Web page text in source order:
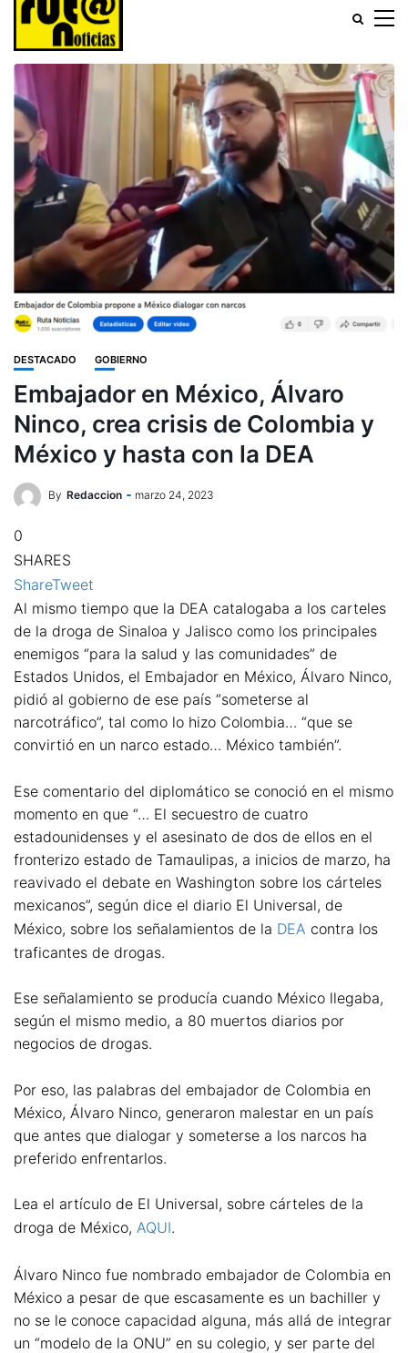
DESTACADO GOBIERNO
Embajador en México, Álvaro
Ninco, crea crisis de Colombia y
México y hasta con la DEA
By Redaccion marzo 24, 2023
0
SHARES
ShareTweet
Al mismo tiempo que la DEA catalogaba a los carteles
de la droga de Sinaloa y Jalisco como los principales
enemigos “para la salud y las comunidades” de
Estados Unidos, el Embajador en México, Álvaro Ninco,
pidió al gobierno de ese país “someterse al
narcotráfico”, tal como lo hizo Colombia… “que se
convirtió en un narco estado… México también”.
Ese comentario del diplomático se conoció en el mismo
momento en que “… El secuestro de cuatro
estadounidenses y el asesinato de dos de ellos en el
fronterizo estado de Tamaulipas, a inicios de marzo, ha
reavivado el debate en Washington sobre los cárteles
mexicanos”, según dice el diario El Universal, de
México, sobre los señalamientos de la DEA contra los
traficantes de drogas.
Ese señalamiento se producía cuando México llegaba,
según el mismo medio, a 80 muertos diarios por
negocios de drogas.
Por eso, las palabras del embajador de Colombia en
México, Álvaro Ninco, generaron malestar en un país
que antes que dialogar y someterse a los narcos ha
preferido enfrentarlos.
Lea el artículo de El Universal, sobre cárteles de la
droga de México, AQUI.
Álvaro Ninco fue nombrado embajador de Colombia en
México a pesar de que escasamente es un bachiller y
no se le conoce capacidad alguna, más allá de integrar
un “modelo de la ONU” en su colegio, y ser parte del